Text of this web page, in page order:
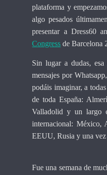
plataforma y
algo pesados
presentar a Dress60
Congress de Barcelona
Sin lugar a dudas,
mensajes por
podáis imaginar, a
de toda España:
Valladolid y un largo
internacional: México,
EEUU, Rusia y una
Fue una semana de